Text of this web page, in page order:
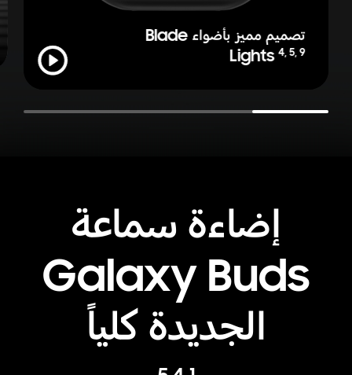
تصميم مميز بأضواء Blade
Lights4,5,9
إضاءة سماعة
Galaxy Buds
الجديدة كلياً